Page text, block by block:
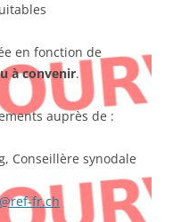
en fonction de
à convenir.
auprès de :
Conseillère synodale
fr.ch